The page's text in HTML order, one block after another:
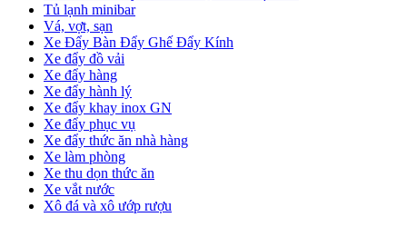
Tủ lạnh minibar
Vá, vợt, sạn
Xe Đẩy Bàn Đẩy Ghế Đẩy Kính
Xe đẩy đồ vải
Xe đẩy hàng
Xe đẩy hành lý
Xe đẩy khay inox GN
Xe đẩy phục vụ
Xe đẩy thức ăn nhà hàng
Xe làm phòng
Xe thu dọn thức ăn
Xe vắt nước
Xô đá và xô ướp rượu